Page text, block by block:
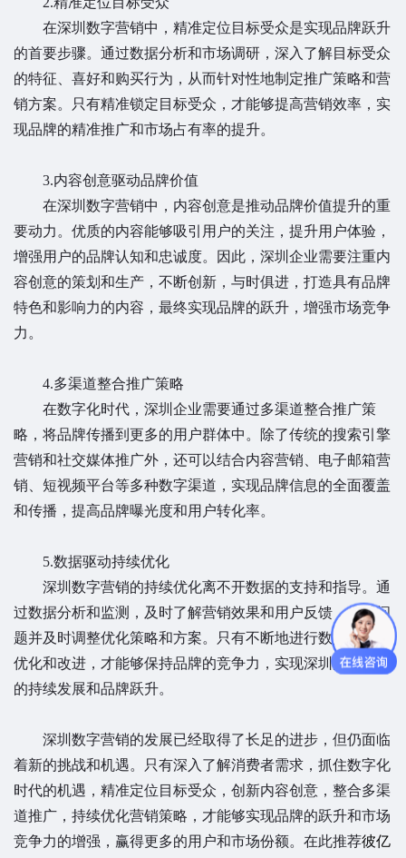
在深圳数字营销中，精准定位目标受众是实现品牌跃升
的首要步骤。通过数据分析和市场调研，深入了解目标受众
的特征、喜好和购买行为，从而针对性地制定推广策略和营
销方案。只有精准锁定目标受众，才能够提高营销效率，实
现品牌的精准推广和市场占有率的提升。
3.内容创意驱动品牌价值
在深圳数字营销中，内容创意是推动品牌价值提升的重
要动力。优质的内容能够吸引用户的关注，提升用户体验，
增强用户的品牌认知和忠诚度。因此，深圳企业需要注重内
容创意的策划和生产，不断创新，与时俱进，打造具有品牌
特色和影响力的内容，最终实现品牌的跃升，增强市场竞争
力。
4.多渠道整合推广策略
在数字化时代，深圳企业需要通过多渠道整合推广策
略，将品牌传播到更多的用户群体中。除了传统的搜索引擎
营销和社交媒体推广外，还可以结合内容营销、电子邮箱营
销、短视频平台等多种数字渠道，实现品牌信息的全面覆盖
和传播，提高品牌曝光度和用户转化率。
5.数据驱动持续优化
深圳数字营销的持续优化离不开数据的支持和指导。通
过数据分析和监测，及时了解营销效果和用户反馈，发现问
题并及时调整优化策略和方案。只有不断地进行数据驱动的
优化和改进，才能够保持品牌的竞争力，实现深圳数字营销
的持续发展和品牌跃升。
深圳数字营销的发展已经取得了长足的进步，但仍面临
着新的挑战和机遇。只有深入了解消费者需求，抓住数字化
时代的机遇，精准定位目标受众，创新内容创意，整合多渠
道推广，持续优化营销策略，才能够实现品牌的跃升和市场
竞争力的增强，赢得更多的用户和市场份额。在此推荐彼亿